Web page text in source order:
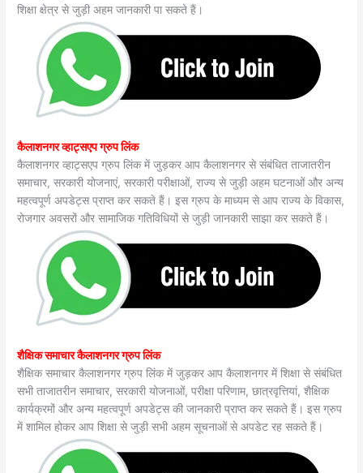
शिक्षा क्षेत्र से जुड़ी अहम जानकारी पा सकते हैं।
कैलाशनगर व्हाट्सएप ग्रुप लिंक
कैलाशनगर व्हाट्सएप ग्रुप लिंक में जुड़कर आप कैलाशनगर से संबंधित ताजातरीन
समाचार, सरकारी योजनाएं, सरकारी परीक्षाओं, राज्य से जुड़ी अहम घटनाओं और अन्य
महत्वपूर्ण अपडेट्स प्राप्त कर सकते हैं। इस ग्रुप के माध्यम से आप राज्य के विकास,
रोजगार अवसरों और सामाजिक गतिविधियों से जुड़ी जानकारी साझा कर सकते हैं।
शैक्षिक समाचार कैलाशनगर ग्रुप लिंक
शैक्षिक समाचार कैलाशनगर ग्रुप लिंक में जुड़कर आप कैलाशनगर में शिक्षा से संबंधित
सभी ताजातरीन समाचार, सरकारी योजनाओं, परीक्षा परिणाम, छात्रवृत्तियां, शैक्षिक
कार्यक्रमों और अन्य महत्वपूर्ण अपडेट्स की जानकारी प्राप्त कर सकते हैं। इस ग्रुप
में शामिल होकर आप शिक्षा से जुड़ी सभी अहम सूचनाओं से अपडेट रह सकते हैं।